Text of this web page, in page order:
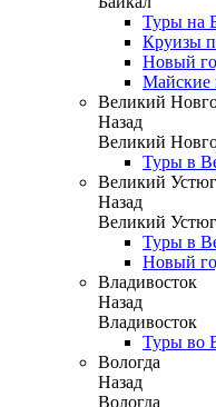
Туры на
Круизы
Новый
Майские
Великий
Назад
Великий
Туры в
Великий Устюг
Назад
Великий Устюг
Туры в
Новый
Владивосток
Назад
Владивосток
Туры во
Вологда
Назад
Вологда